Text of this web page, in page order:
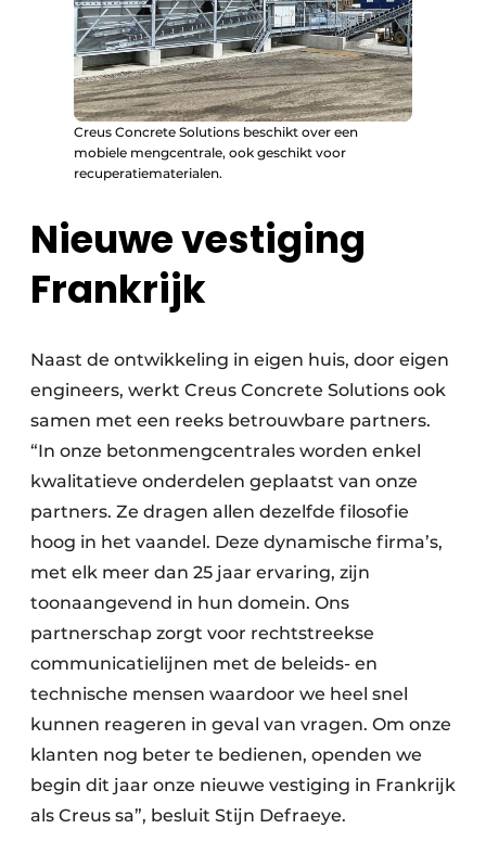
Creus Concrete Solutions beschikt over een
mobiele mengcentrale, ook geschikt voor
recuperatiematerialen.
Nieuwe vestiging
Frankrijk
Naast de ontwikkeling in eigen huis, door eigen
engineers, werkt Creus Concrete Solutions ook
samen met een reeks betrouwbare partners.
“In onze betonmengcentrales worden enkel
kwalitatieve onderdelen geplaatst van onze
partners. Ze dragen allen dezelfde filosofie
hoog in het vaandel. Deze dynamische firma’s,
met elk meer dan 25 jaar ervaring, zijn
toonaangevend in hun domein. Ons
partnerschap zorgt voor rechtstreekse
communicatielijnen met de beleids- en
technische mensen waardoor we heel snel
kunnen reageren in geval van vragen. Om onze
klanten nog beter te bedienen, openden we
begin dit jaar onze nieuwe vestiging in Frankrijk
als Creus sa”, besluit Stijn Defraeye.